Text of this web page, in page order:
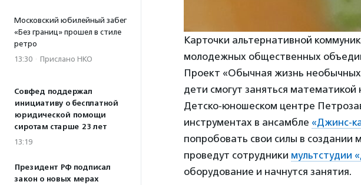
Московский юбилейный забег
«Без границ» прошел в стиле
ретро
13:30 · Прислано НКО
Совфед поддержал
инициативу о бесплатной
юридической помощи
сиротам старше 23 лет
13:19
Президент РФ подписал
закон о новых мерах
Карточки альтернативной
молодежных общественных
Проект «Обычная жизнь необычных
дети смогут заняться математикой
Детско-юношеском центре
инструментах в ансамбле «Джинс-
попробовать свои силы в создании
проведут сотрудники мультстудии
оборудование и начнутся занятия.